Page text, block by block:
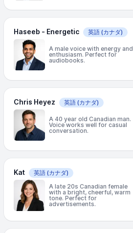
Haseeb - Energetic 英語 (カナダ)
A male voice with energy and
enthusiasm. Perfect for
audiobooks.
Chris Heyez 英語 (カナダ)
A 40 year old Canadian man.
Voice works well for casual
conversation.
Kat 英語 (カナダ)
A late 20s Canadian female
with a bright, cheerful, warm
tone. Perfect for
advertisements.